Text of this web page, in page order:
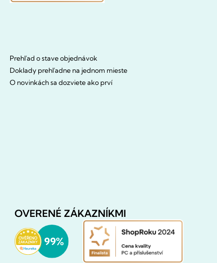
Prehľad o stave objednávok
Doklady prehľadne na jednom mieste
O novinkách sa dozviete ako prví
OVERENÉ ZÁKAZNÍKMI